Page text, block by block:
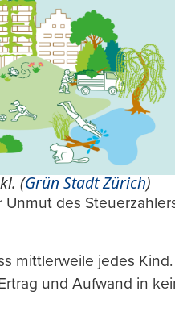
(Grün Stadt Zürich)
des
mittlerweile jedes
und Aufwand in